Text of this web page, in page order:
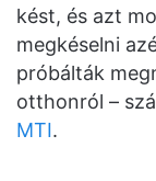
kést, és azt
megkéselni
próbálták
otthonról –
MTI.